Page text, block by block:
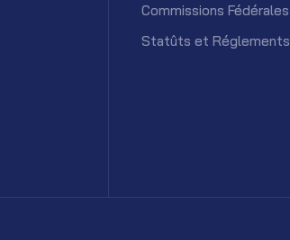
Commissions Fédérales
Statûts et Réglements